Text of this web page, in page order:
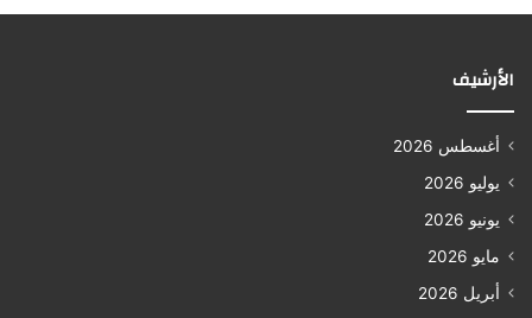
الأرشيف
أغسطس 2026
يوليو 2026
يونيو 2026
مايو 2026
أبريل 2026